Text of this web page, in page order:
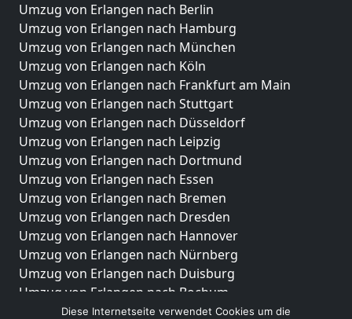
Umzug von Erlangen nach Berlin
Umzug von Erlangen nach Hamburg
Umzug von Erlangen nach München
Umzug von Erlangen nach Köln
Umzug von Erlangen nach Frankfurt am Main
Umzug von Erlangen nach Stuttgart
Umzug von Erlangen nach Düsseldorf
Umzug von Erlangen nach Leipzig
Umzug von Erlangen nach Dortmund
Umzug von Erlangen nach Essen
Umzug von Erlangen nach Bremen
Umzug von Erlangen nach Dresden
Umzug von Erlangen nach Hannover
Umzug von Erlangen nach Nürnberg
Umzug von Erlangen nach Duisburg
Umzug von Erlangen nach Bochum
Umzug von Erlangen nach Wuppertal
Diese Internetseite verwendet Cookies um die